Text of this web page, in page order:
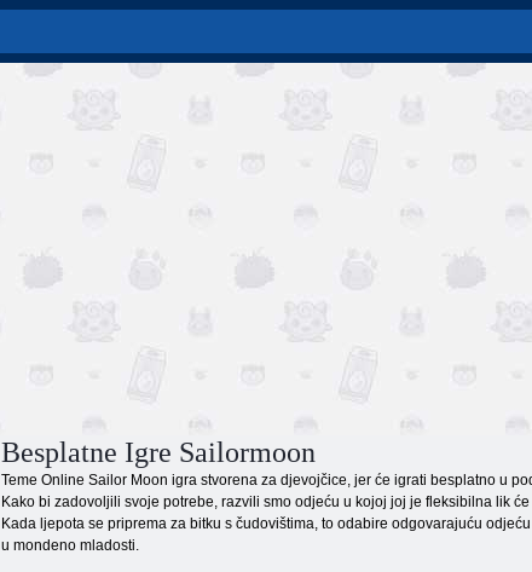
Besplatne Igre Sailormoon
Teme Online Sailor Moon igra stvorena za djevojčice, jer će igrati besplatno u
Kako bi zadovoljili svoje potrebe, razvili smo odjeću u kojoj joj je fleksibilna lik
Kada ljepota se priprema za bitku s čudovištima, to odabire odgovarajuću
u mondeno mladosti.